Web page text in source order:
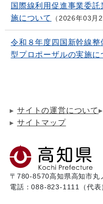
国際線利用促進事業委
施について
2026年03月
令和８年度四国新幹線
型プロポーザルの実施に
サイトの運営について
サイトマップ
〒780-8570高知県高知市丸
電話：088-823-1111（代表